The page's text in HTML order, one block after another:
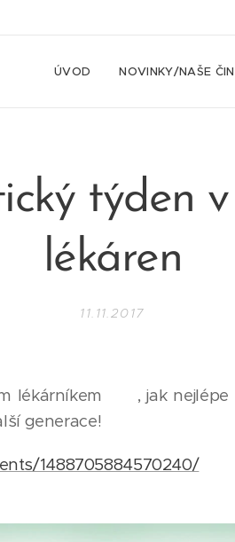
ÚVOD NOVINKY/NAŠE
týden
lékáren
11.11.2017
lékárníkem ⚖️ , jak
generace! 👼
1488705884570240/